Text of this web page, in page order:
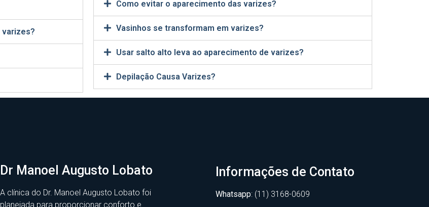
varizes?
Como evitar o aparecimento das varizes?
Vasinhos se transformam em varizes?
Usar salto alto leva ao aparecimento de varizes?
Depilação Causa Varizes?
Dr Manoel Augusto Lobato
A clínica do Dr. Manoel Augusto Lobato foi
planejada para proporcionar conforto e
Informações de Contato
Whatsapp: (11) 3168-0609